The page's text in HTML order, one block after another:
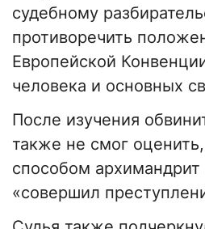
судебному
противоречить
Европейской
человека и основных
После изучения
также не смог
способом архимандрит
«совершил